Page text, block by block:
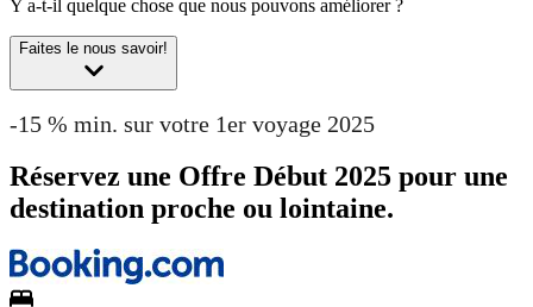
Y a-t-il quelque chose que nous pouvons améliorer ?
Faites le nous savoir!
-15 % min. sur votre 1er voyage 2025
Réservez une Offre Début 2025 pour une
destination proche ou lointaine.